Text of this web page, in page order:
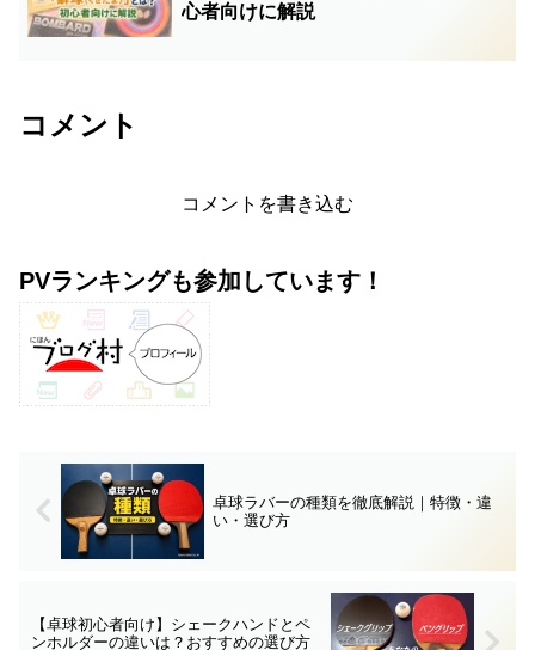
心者向けに解説
コメント
コメントを書き込む
PVランキングも参加しています！
卓球ラバーの種類を徹底解説｜特徴・違
い・選び方
【卓球初心者向け】シェークハンドとペ
ンホルダーの違いは？おすすめの選び方